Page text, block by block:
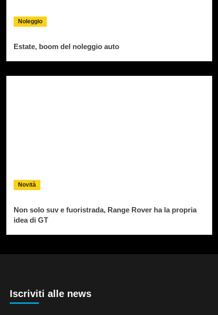
Noleggio
Estate, boom del noleggio auto
Novità
Non solo suv e fuoristrada, Range Rover ha la propria
idea di GT
Iscriviti alle news